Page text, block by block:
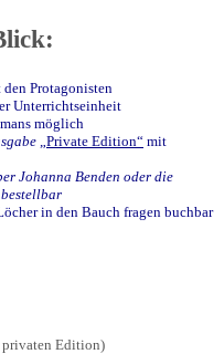
Protagonisten
Unterrichtseinheit
möglich
„Private Edition“ mit
Johanna Benden oder die
bestellbar
in den Bauch fragen buchbar
privaten Edition)